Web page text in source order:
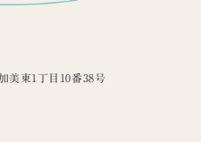
美東1丁目10番38号